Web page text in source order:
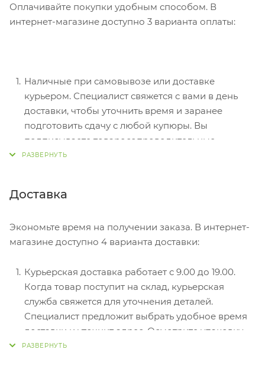
Оплачивайте покупки удобным способом. В
интернет-магазине доступно 3 варианта оплаты:
Наличные при самовывозе или доставке
курьером. Специалист свяжется с вами в день
доставки, чтобы уточнить время и заранее
подготовить сдачу с любой купюры. Вы
подписываете товаросопроводительные
документы, вносите денежные средства,
перенаправит вас на сервер системы ASSIST.
Здесь нужно ввести номер карты, срок действия
Электронные системы при онлайн-заказе:
PayPal, WebMoney и Яндекс.Деньги. Для
совершения покупки система перенаправит вас
на страницу платежного сервиса. Здесь
необходимо заполнить форму по инструкции.
Доставка
Экономьте время на получении заказа. В интернет-
магазине доступно 4 варианта доставки:
Курьерская доставка работает с 9.00 до 19.00.
Когда товар поступит на склад, курьерская
служба свяжется для уточнения деталей.
Специалист предложит выбрать удобное время
доставки и уточнит адрес. Осмотрите упаковку
на целостность и соответствие указанной